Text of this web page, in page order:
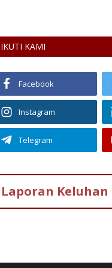
IKUTI KAMI
Facebook
Instagram
Telegram
Laporan Keluhan